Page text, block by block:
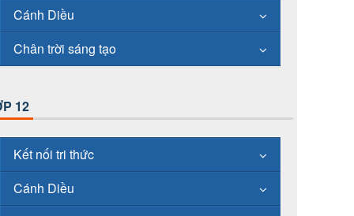
Cánh Diều
Chân trời sáng tạo
12
Kết nối tri thức
Cánh Diều